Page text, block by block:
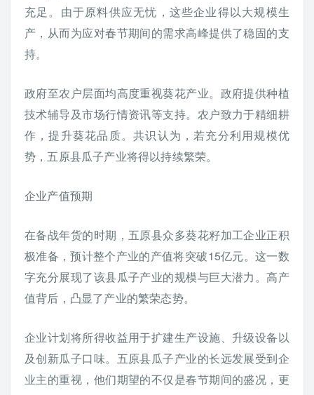
充足。由于原料供应无忧，这些企业得以大规模生
产，从而为应对春节期间的需求高峰提供了稳固的支
持。
政府至农户层面均高度重视葵花产业。政府提供种植
技术辅导及市场行情资讯等支持。农户致力于精细耕
作，提升葵花品质。共识认为，若充分利用规模优
势，五原县瓜子产业将得以持续繁荣。
企业产值预期
在备战年货的时期，五原县众多葵花籽加工企业正积
极准备，预计整个产业的产值将突破15亿元。这一数
字充分展现了该县瓜子产业的规模与巨大潜力。高产
值背后，凸显了产业的繁荣态势。
企业计划将所得收益用于扩建生产设施、升级设备以
及创新瓜子口味。五原县瓜子产业的长远发展受到企
业主的重视，他们期望的不仅是春节期间的盛况，更